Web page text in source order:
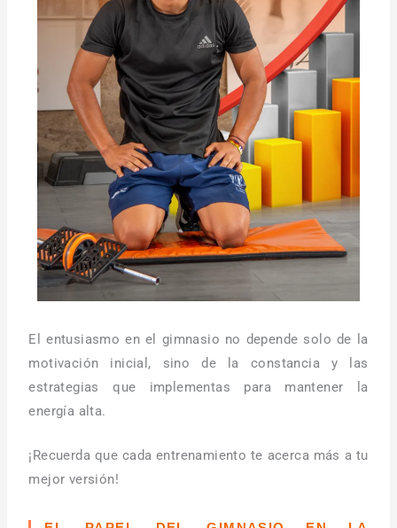
El entusiasmo en el gimnasio no depende solo de la
motivación inicial, sino de la constancia y las
estrategias que implementas para mantener la
energía alta.
¡Recuerda que cada entrenamiento te acerca más a tu
mejor versión!